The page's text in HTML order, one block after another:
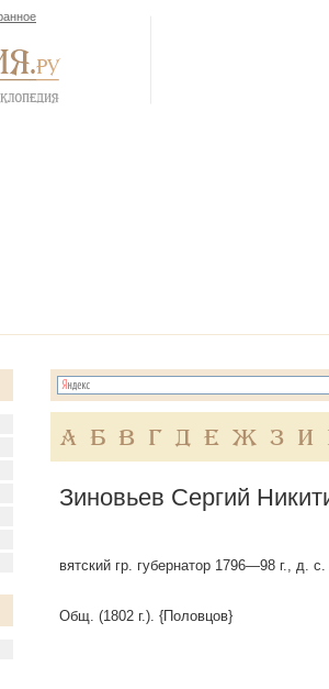
А Б В Г Д Е Ж З И
Зиновьев Сергий
вятский гр. губернатор 1796—98 г., д.
Общ. (1802 г.). {Половцов}